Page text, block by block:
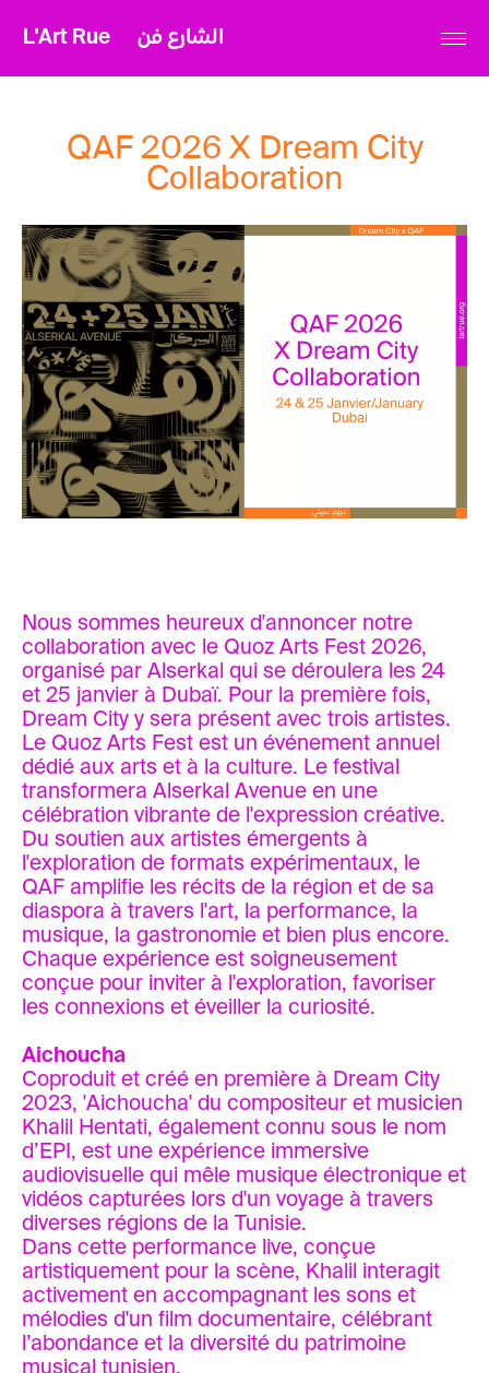
L'Art Rue الشارع فن
QAF 2026 X Dream City
Collaboration
Nous sommes heureux d'annoncer notre
collaboration avec le Quoz Arts Fest 2026,
organisé par Alserkal qui se déroulera les 24
et 25 janvier à Dubaï. Pour la première fois,
Dream City y sera présent avec trois artistes.
Le Quoz Arts Fest est un événement annuel
dédié aux arts et à la culture. Le festival
transformera Alserkal Avenue en une
célébration vibrante de l'expression créative.
Du soutien aux artistes émergents à
l'exploration de formats expérimentaux, le
QAF amplifie les récits de la région et de sa
diaspora à travers l'art, la performance, la
musique, la gastronomie et bien plus encore.
Chaque expérience est soigneusement
conçue pour inviter à l'exploration, favoriser
les connexions et éveiller la curiosité.
Aichoucha
Coproduit et créé en première à Dream City
2023, 'Aichoucha' du compositeur et musicien
Khalil Hentati, également connu sous le nom
d’EPI, est une expérience immersive
audiovisuelle qui mêle musique électronique et
vidéos capturées lors d'un voyage à travers
diverses régions de la Tunisie.
Dans cette performance live, conçue
artistiquement pour la scène, Khalil interagit
activement en accompagnant les sons et
mélodies d'un film documentaire, célébrant
l’abondance et la diversité du patrimoine
musical tunisien.